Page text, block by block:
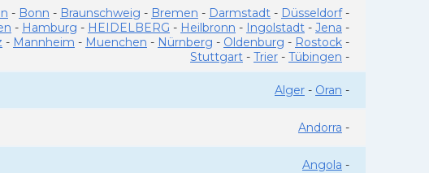
- Bonn - Braunschweig - Bremen - Darmstadt - Düsseldorf-
- Hamburg - HEIDELBERG - Heilbronn - Ingolstadt - Jena -
- Mannheim - Muenchen - Nürnberg - Oldenburg - Rostock -
Stuttgart - Trier - Tübingen -
Alger - Oran -
Andorra -
Angola -